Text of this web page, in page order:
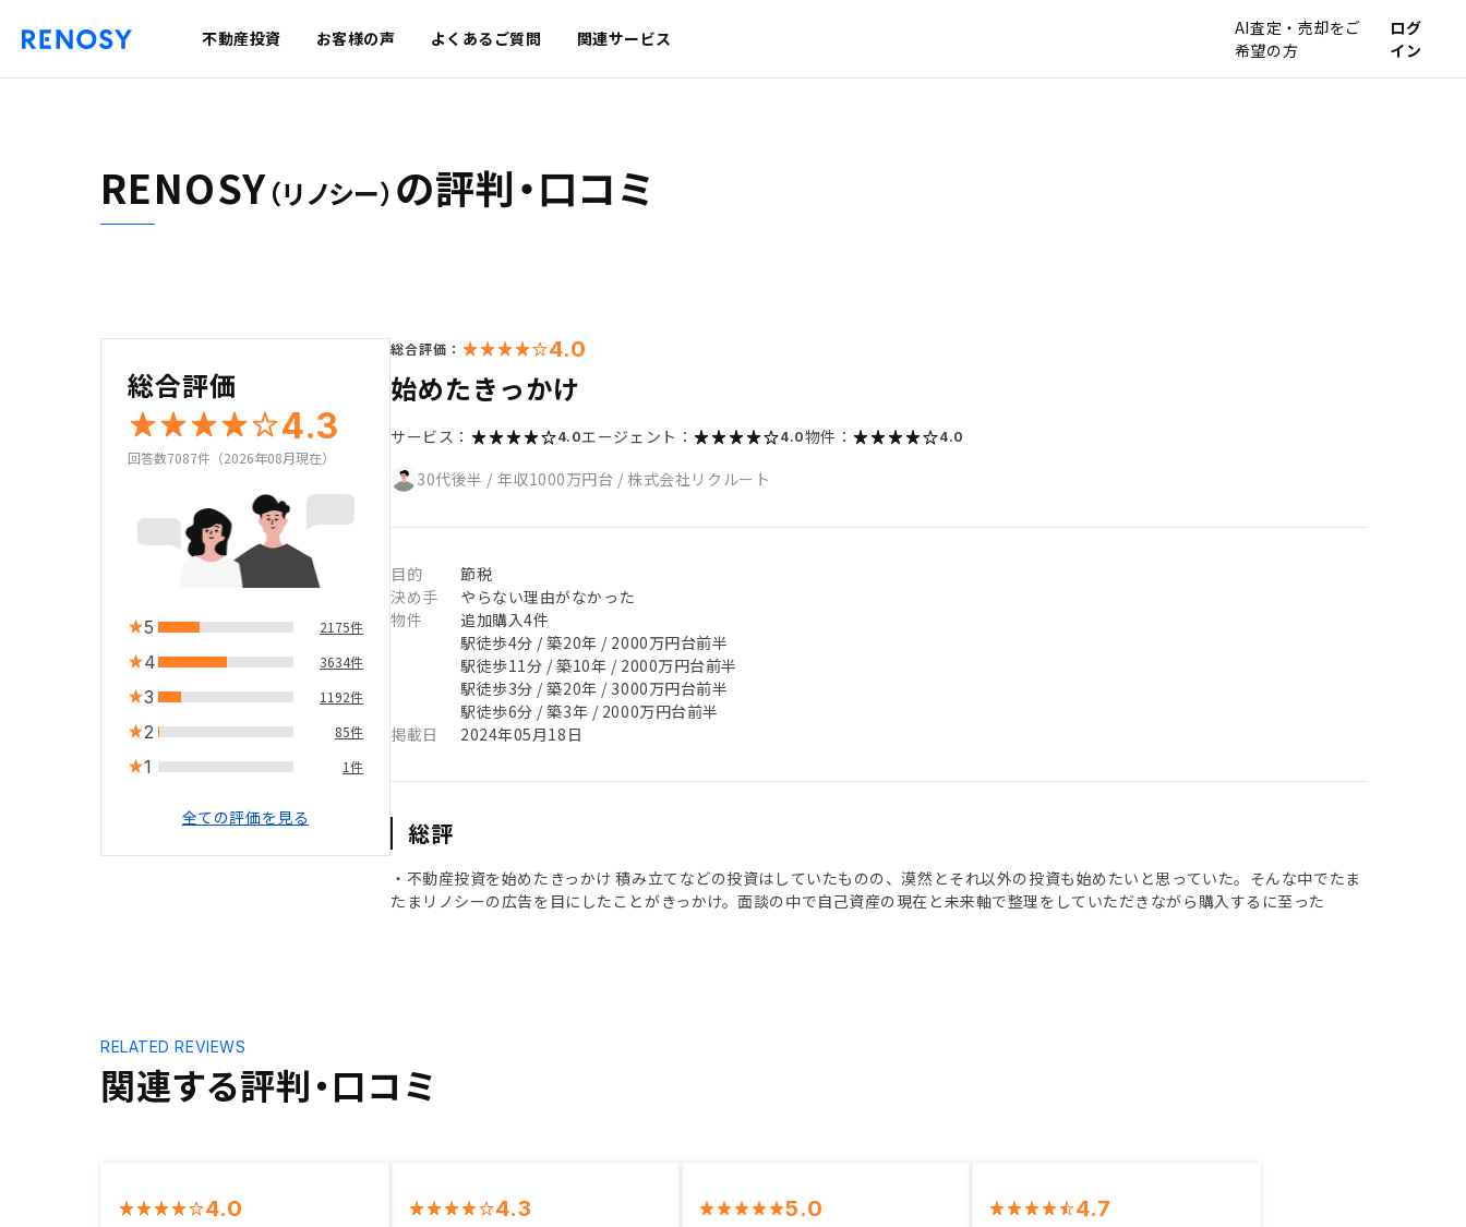
不動産投資 お客様の声 よくあるご質問 関連サービス
AI査定・売却をご
希望の方
ログ
イン
RENOSY（リノシー） の評判・口コミ
総合評価
4.3
回答数7087件（2026年08月現在）
5 2175件
4 3634件
3 1192件
2 85件
1 1件
全ての評価を見る
総合評価： 4.0
始めたきっかけ
サービス： 4.0エージェント： 4.0物件： 4.0
30代後半 / 年収1000万円台 / 株式会社リクルート
目的
節税
決め手
やらない理由がなかった
物件
追加購入4件
駅徒歩4分 / 築20年 / 2000万円台前半
駅徒歩11分 / 築10年 / 2000万円台前半
駅徒歩3分 / 築20年 / 3000万円台前半
駅徒歩6分 / 築3年 / 2000万円台前半
掲載日
2024年05月18日
総評
・不動産投資を始めたきっかけ 積み立てなどの投資はしていたものの、漠然とそれ以外の投資も始めたいと思っていた。そんな中でたま
たまリノシーの広告を目にしたことがきっかけ。面談の中で自己資産の現在と未来軸で整理をしていただきながら購入するに至った
関連する評判・口コミ
RELATED REVIEWS
4.0 4.3 5.0 4.7